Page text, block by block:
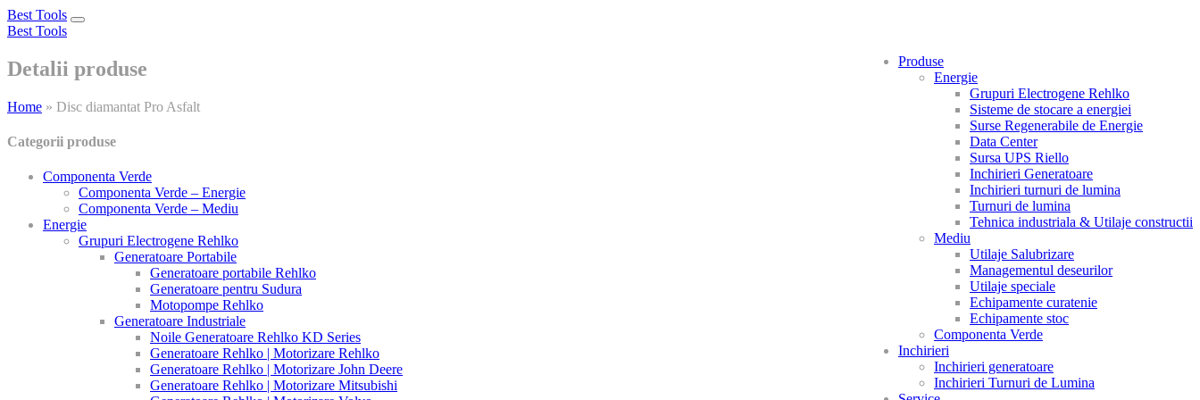
Best Tools
Toggle
Best Tools
Produse
Energie
Grupuri Electrogene Rehlko
Sisteme de stocare a energiei
Surse Regenerabile de Energie
Data Center
Sursa UPS Riello
Inchirieri Generatoare
Inchirieri turnuri de lumina
Turnuri de lumina
Tehnica industriala & Utilaje constructii
Mediu
Utilaje Salubrizare
Managementul deseurilor
Utilaje speciale
Echipamente curatenie
Echipamente stoc
Componenta Verde
Inchirieri
Inchirieri generatoare
Inchirieri Turnuri de Lumina
Detalii produse
Home » Disc diamantat Pro Asfalt
Categorii produse
Componenta Verde
Componenta Verde – Energie
Componenta Verde – Mediu
Energie
Grupuri Electrogene Rehlko
Generatoare Portabile
Generatoare portabile Rehlko
Generatoare pentru Sudura
Motopompe Rehlko
Generatoare Industriale
Noile Generatoare Rehlko KD Series
Generatoare Rehlko | Motorizare Rehlko
Generatoare Rehlko | Motorizare John Deere
Generatoare Rehlko | Motorizare Mitsubishi